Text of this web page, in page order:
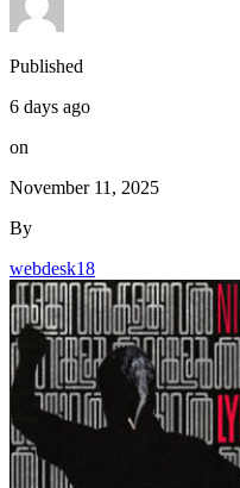
Published
6 days ago
on
November 11, 2025
By
webdesk18